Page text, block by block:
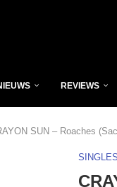
REVIEWS
SUN – Roaches
SINGLES